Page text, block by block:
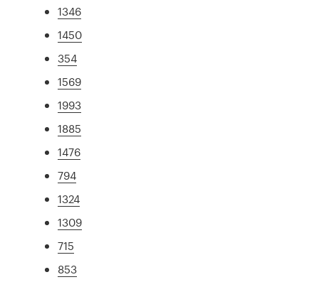
1346
1450
354
1569
1993
1885
1476
794
1324
1309
715
853